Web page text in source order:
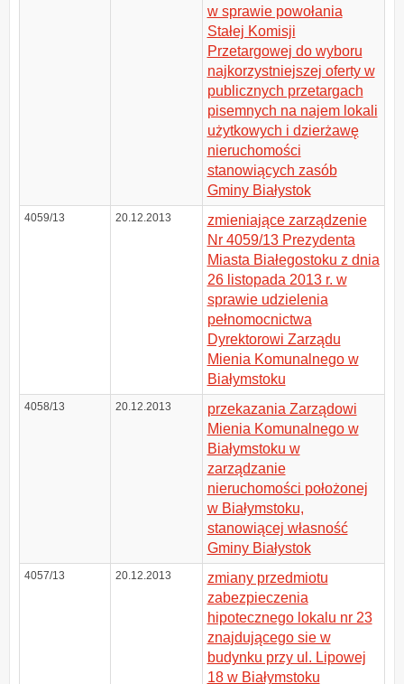
w sprawie powołania
Stałej Komisji
Przetargowej do wyboru
najkorzystniejszej oferty w
publicznych przetargach
pisemnych na najem lokali
użytkowych i dzierżawę
nieruchomości
stanowiących zasób
Gminy Białystok
4059/13 20.12.2013
zmieniające zarządzenie
Nr 4059/13 Prezydenta
Miasta Białegostoku z dnia
26 listopada 2013 r. w
sprawie udzielenia
pełnomocnictwa
Dyrektorowi Zarządu
Mienia Komunalnego w
Białymstoku
4058/13 20.12.2013
przekazania Zarządowi
Mienia Komunalnego w
Białymstoku w
zarządzanie
nieruchomości położonej
w Białymstoku,
stanowiącej własność
Gminy Białystok
4057/13 20.12.2013
zmiany przedmiotu
zabezpieczenia
hipotecznego lokalu nr 23
znajdującego sie w
budynku przy ul. Lipowej
18 w Białymstoku